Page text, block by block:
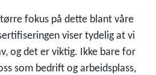
fokus på dette blant våre
viser tydelig at vi
og det er viktig. Ikke bare for
som bedrift og arbeidsplass,